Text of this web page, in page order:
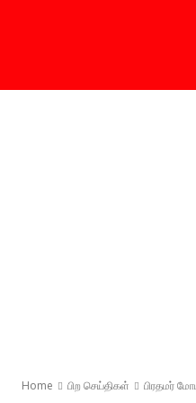
Home பிற செய்திகள் பிரதமர்